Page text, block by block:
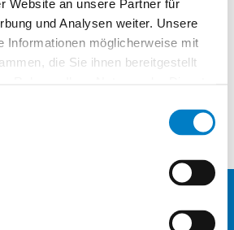
Website an unsere Partner für
und Analysen weiter. Unsere
Informationen möglicherweise mit
die Sie ihnen bereitgestellt
erfragt werden.